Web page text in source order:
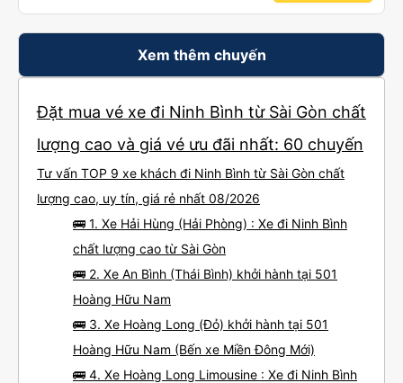
Xem thêm chuyến
Đặt mua vé xe đi Ninh Bình từ Sài Gòn chất
lượng cao và giá vé ưu đãi nhất: 60 chuyến
Tư vấn TOP 9 xe khách đi Ninh Bình từ Sài Gòn chất
lượng cao, uy tín, giá rẻ nhất 08/2026
🚌 1. Xe Hải Hùng (Hải Phòng) : Xe đi Ninh Bình
chất lượng cao từ Sài Gòn
🚌 2. Xe An Bình (Thái Bình) khởi hành tại 501
Hoàng Hữu Nam
🚌 3. Xe Hoàng Long (Đỏ) khởi hành tại 501
Hoàng Hữu Nam (Bến xe Miền Đông Mới)
🚌 4. Xe Hoàng Long Limousine : Xe đi Ninh Bình